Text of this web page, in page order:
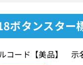
ボタンスター
ード【美品】 示